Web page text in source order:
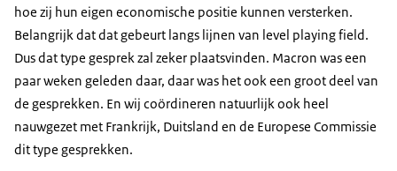
hoe zij hun eigen economische positie kunnen versterken.
Belangrijk dat dat gebeurt langs lijnen van level playing field.
Dus dat type gesprek zal zeker plaatsvinden. Macron was een
paar weken geleden daar, daar was het ook een groot deel van
de gesprekken. En wij coördineren natuurlijk ook heel
nauwgezet met Frankrijk, Duitsland en de Europese Commissie
dit type gesprekken.